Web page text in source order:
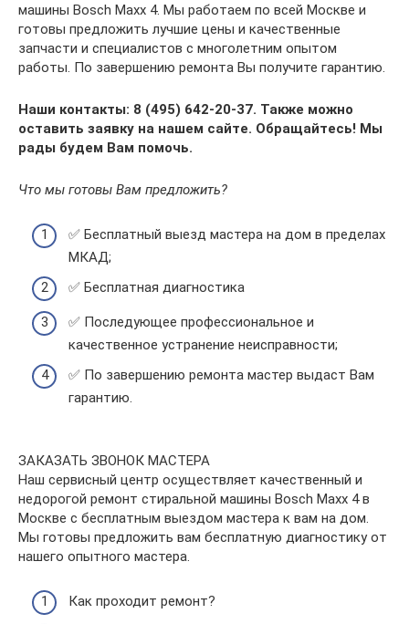
машины Bosch Maxx 4. Мы работаем по всей Москве и
готовы предложить лучшие цены и качественные
запчасти и специалистов с многолетним опытом
работы. По завершению ремонта Вы получите гарантию.
Наши контакты: 8️ (4️9️5️) 6️4️2️-2️0️-3️7️. Также можно
оставить заявку на нашем сайте. Обращайтесь! Мы
рады будем Вам помочь.
Что мы готовы Вам предложить?
✅ Бесплатный выезд мастера на дом в пределах
МКАД;
✅ Бесплатная диагностика
✅ Последующее профессиональное и
качественное устранение неисправности;
✅ По завершению ремонта мастер выдаст Вам
гарантию.
ЗАКАЗАТЬ ЗВОНОК МАСТЕРА
Наш сервисный центр осуществляет качественный и
недорогой ремонт стиральной машины Bosch Maxx 4 в
Москве с бесплатным выездом мастера к вам на дом.
Мы готовы предложить вам бесплатную диагностику от
нашего опытного мастера.
Как проходит ремонт?